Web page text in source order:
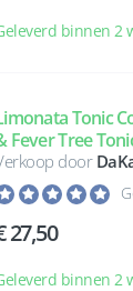
binnen 2
Tonic
Fever Tree
door
27,50
binnen 2